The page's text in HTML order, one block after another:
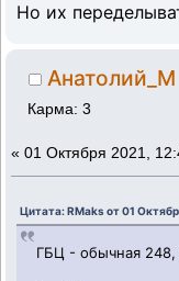
Но их
Анатолий_М
Карма: 3
« 01 Октября 2021,
Цитата: RMaks от 01
ГБЦ - обычная 248,